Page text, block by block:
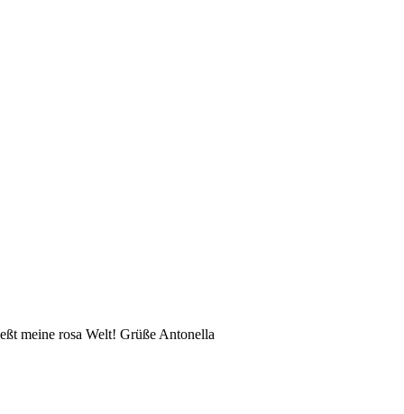
meine rosa Welt! Grüße Antonella